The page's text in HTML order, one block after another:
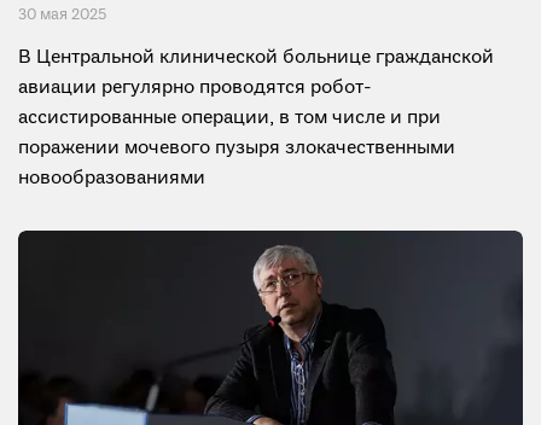
30 мая 2025
В Центральной клинической больнице гражданской
авиации регулярно проводятся робот-
ассистированные операции, в том числе и при
поражении мочевого пузыря злокачественными
новообразованиями